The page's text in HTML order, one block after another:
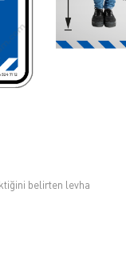
belirten levha